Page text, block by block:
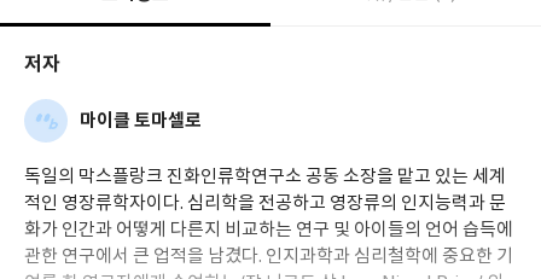
저자
마이클 토마셀로
독일의 막스플랑크 진화인류학연구소 공동 소장을 맡고 있는 세계
적인 영장류학자이다. 심리학을 전공하고 영장류의 인지능력과 문
화가 인간과 어떻게 다른지 비교하는 연구 및 아이들의 언어 습득에
관한 연구에서 큰 업적을 남겼다. 인지과학과 심리철학에 중요한 기